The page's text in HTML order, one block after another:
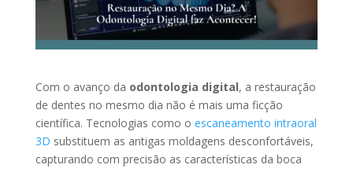
Com o avanço da odontologia digital, a restauração
de dentes no mesmo dia não é mais uma ficção
científica. Tecnologias como o escaneamento intraoral
3D substituem as antigas moldagens desconfortáveis,
capturando com precisão as características da boca